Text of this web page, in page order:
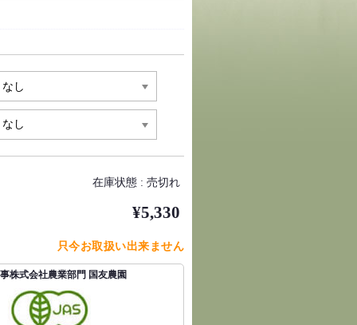
在庫状態 : 売切れ
¥5,330
只今お取扱い出来ません
株式会社農業部門 国友農園